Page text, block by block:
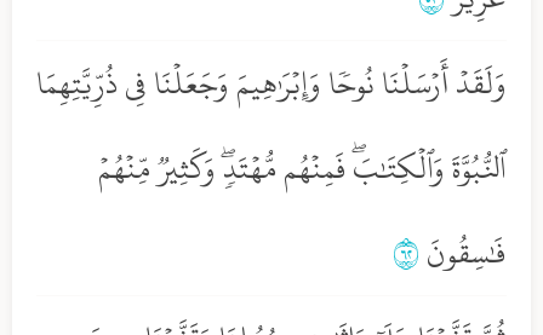
وَلَقَدۡ أَرۡسَلۡنَا نُوحٗا وَإِبۡرَٰهِيمَ وَجَعَلۡنَا فِي ذُرِّيَّتِهِمَا
ٱلنُّبُوَّةَ وَٱلۡكِتَٰبَۖ فَمِنۡهُم مُّهۡتَدٖۖ وَكَثِيرٞ مِّنۡهُمۡ
فَٰسِقُونَ٢٦